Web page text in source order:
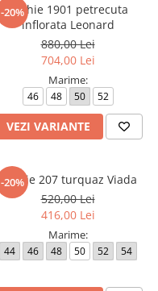
-20%
Rochie 1901 petrecuta
inflorata Leonard
880,00 Lei
704,00 Lei
Marime:
46 48 50 52
VEZI VARIANTE
-20%
Rochie 207 turquaz Viada
520,00 Lei
416,00 Lei
Marime:
44 46 48 50 52 54